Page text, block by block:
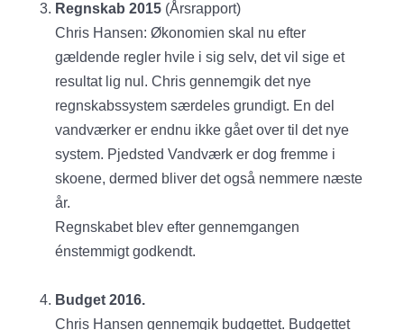
Regnskab 2015 (Årsrapport)
Chris Hansen: Økonomien skal nu efter
gældende regler hvile i sig selv, det vil sige et
resultat lig nul. Chris gennemgik det nye
regnskabssystem særdeles grundigt. En del
vandværker er endnu ikke gået over til det nye
system. Pjedsted Vandværk er dog fremme i
skoene, dermed bliver det også nemmere næste
år.
Regnskabet blev efter gennemgangen
énstemmigt godkendt.
Budget 2016.
Chris Hansen gennemgik budgettet. Budgettet